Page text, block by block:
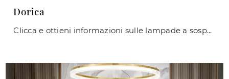
Dorica
Clicca e ottieni informazioni sulle lampade a sospensione di Ideal Lux: il modello Dorica in policarbonato ti sta aspettando!